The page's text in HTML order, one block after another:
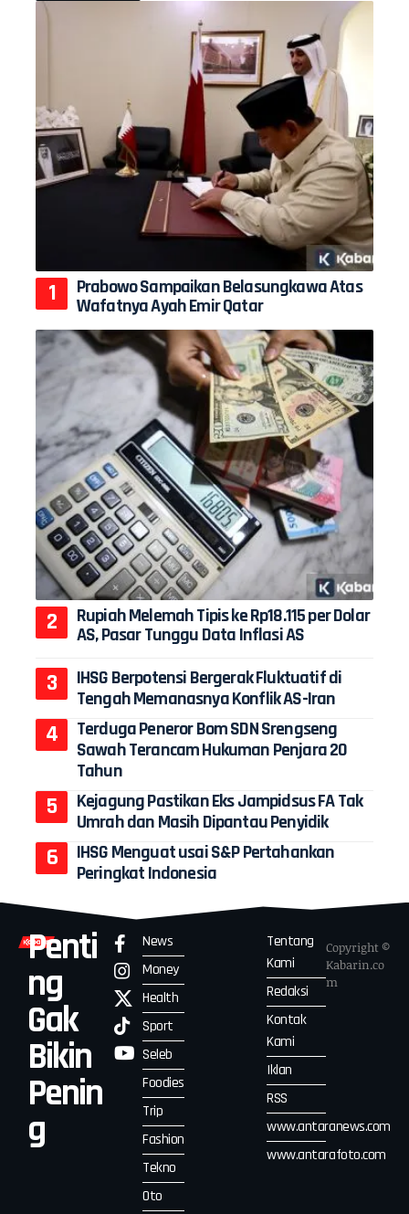
Prabowo Sampaikan Belasungkawa Atas
Wafatnya Ayah Emir Qatar
Rupiah Melemah Tipis ke Rp18.115 per Dolar
AS, Pasar Tunggu Data Inflasi AS
IHSG Berpotensi Bergerak Fluktuatif di
Tengah Memanasnya Konflik AS-Iran
Terduga Peneror Bom SDN Srengseng
Sawah Terancam Hukuman Penjara 20
Tahun
Kejagung Pastikan Eks Jampidsus FA Tak
Umrah dan Masih Dipantau Penyidik
IHSG Menguat usai S&P Pertahankan
Peringkat Indonesia
Penti
ng
Gak
Bikin
Penin
g
News
Money
Health
Sport
Seleb
Foodies
Trip
Fashion
Tekno
Oto
Tentang
Kami
Redaksi
Kontak
Kami
Iklan
RSS
www.antaranews.com
www.antarafoto.com
Copyright ©
Kabarin.co
m